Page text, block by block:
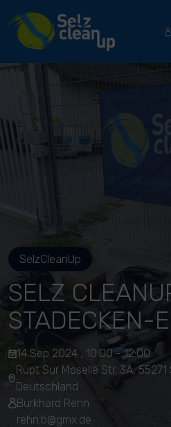
River Cleanup
SelzCleanUp
SELZ
STADECKEN-
14 Sep 2024 , 10:00 - 12:00
Rupt Sur Moselle Str. 3A,
Deutschland
Burkhard Rehn
rehn.b@gmx.de